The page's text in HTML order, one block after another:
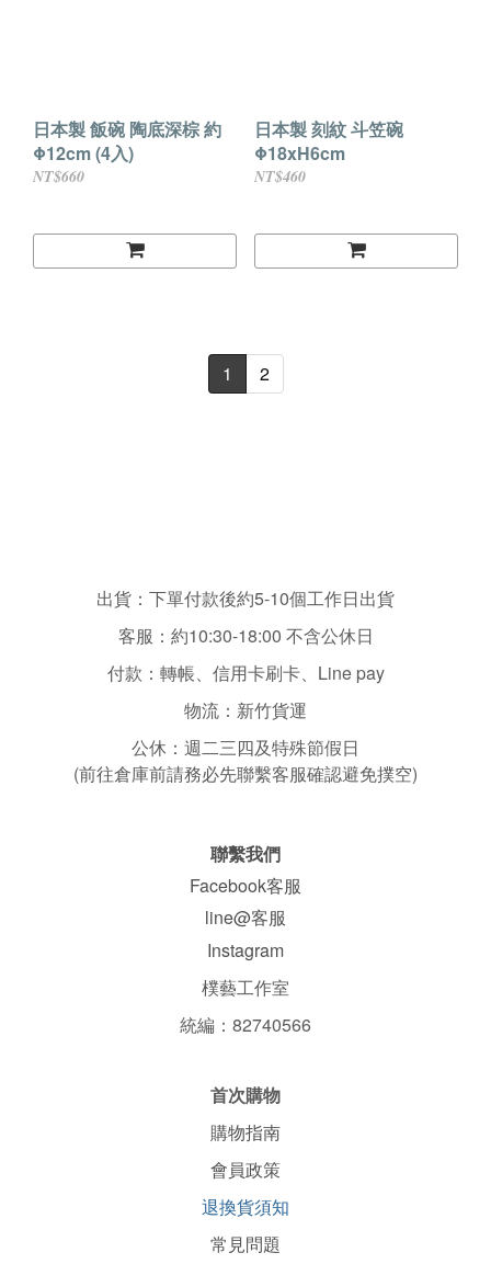
日本製 飯碗 陶底深棕 約
Φ12cm (4入)
NT$660
日本製 刻紋 斗笠碗
Φ18xH6cm
NT$460
1 2
出貨：下單付款後約5-10個工作日出貨
客服： 約10:30-18:00 不含公休日
付款：轉帳、信用卡刷卡、Line pay
物流：新竹貨運
公休： 週二三四及特殊節假日
(前往倉庫前請務必先聯繫客服確認避免撲空)
聯繫我們
Facebook客服
line@客服
Instagram
樸藝工作室
統編：82740566
首次購物
購物指南
會員政策
退換貨須知
常見問題